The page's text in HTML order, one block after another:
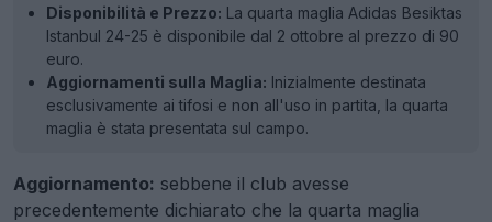
Disponibilità e Prezzo: La quarta maglia Adidas Besiktas
Istanbul 24-25 è disponibile dal 2 ottobre al prezzo di 90
euro.
Aggiornamenti sulla Maglia: Inizialmente destinata
esclusivamente ai tifosi e non all'uso in partita, la quarta
maglia è stata presentata sul campo.
Aggiornamento: sebbene il club avesse
precedentemente dichiarato che la quarta maglia